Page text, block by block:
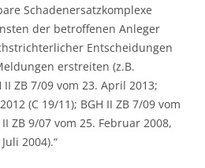
Schadenersatzkomplexe
der betroffenen Anleger
Entscheidungen
erstreiten (z.B.
ZB 7/09 vom 23. April 2013;
(C 19/11); BGH II ZB 7/09 vom
ZB 9/07 vom 25. Februar 2008,
2004).“